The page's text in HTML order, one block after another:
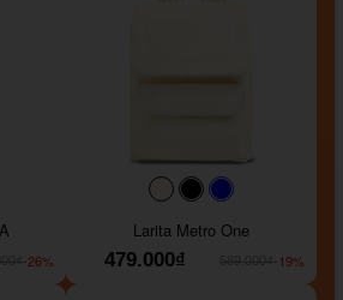
-26%
#faf0e6#000000
Larita Metro One
479.000₫
-19%